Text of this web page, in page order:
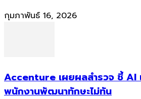
กุมภาพันธ์ 16, 2026
Accenture เผยผลสำรวจ ชี้ AI
พนักงานพัฒนาทักษะไม่ทัน